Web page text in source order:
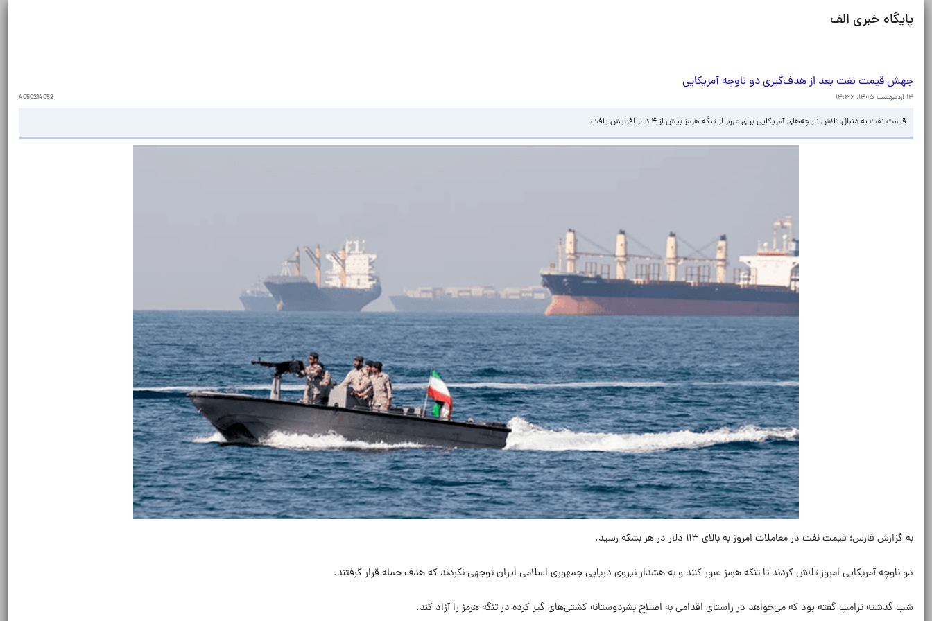
پایگاه خبری الف
جهش قیمت نفت بعد از هدف‌گیری دو ناوچه آمریکایی
۱۴ اردیبهشت ۱۴۰۵، ۱۴:۳۶ 4050214052
قیمت نفت به دنبال تلاش ناوچه‌های آمریکایی برای عبور از تنگه هرمز بیش از ۴ دلار افزایش یافت.
به گزارش فارس؛ قیمت نفت در معاملات امروز به بالای ۱۱۳ دلار در هر بشکه رسید.
دو ناوچه آمریکایی امروز تلاش کردند تا تنگه هرمز عبور کنند و به هشدار نیروی دریایی جمهوری اسلامی ایران توجهی نکردند که هدف حمله قرار گرفتند.
شب گذشته ترامپ گفته بود که می‌خواهد در راستای اقدامی به اصلاح بشردوستانه کشتی‌های گیر کرده در تنگه هرمز را آزاد کند.